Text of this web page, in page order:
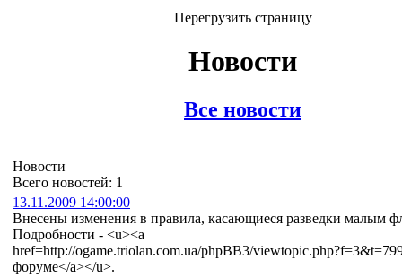
Перегрузить страницу
Новости
Все новости
Новости
Всего новостей: 1
13.11.2009 14:00:00
Внесены изменения в правила, касающиеся разведки малым
Подробности - <u><a
href=http://ogame.triolan.com.ua/phpBB3/
форуме</a></u>.